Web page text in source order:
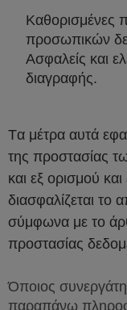
Καθορισμένες
προσωπικών
Ασφαλείς και
διαγραφής.
Τα μέτρα αυτά
της προστασίας
και εξ ορισμού
διασφαλίζεται το
σύμφωνα με το
προστασίας
Όποιος
παραπάνω